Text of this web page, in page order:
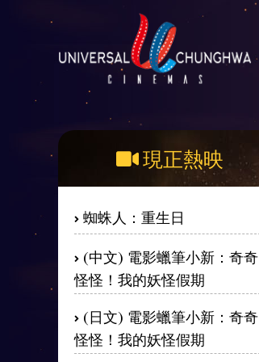
現正熱映
蜘蛛人：重生日
(中文) 電影蠟筆小新：奇奇
怪怪！我的妖怪假期
(日文) 電影蠟筆小新：奇奇
怪怪！我的妖怪假期